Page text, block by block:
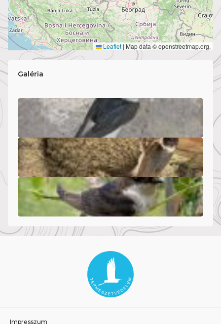
Leaflet | Map data © openstreetmap.org,
Galéria
Impresszum